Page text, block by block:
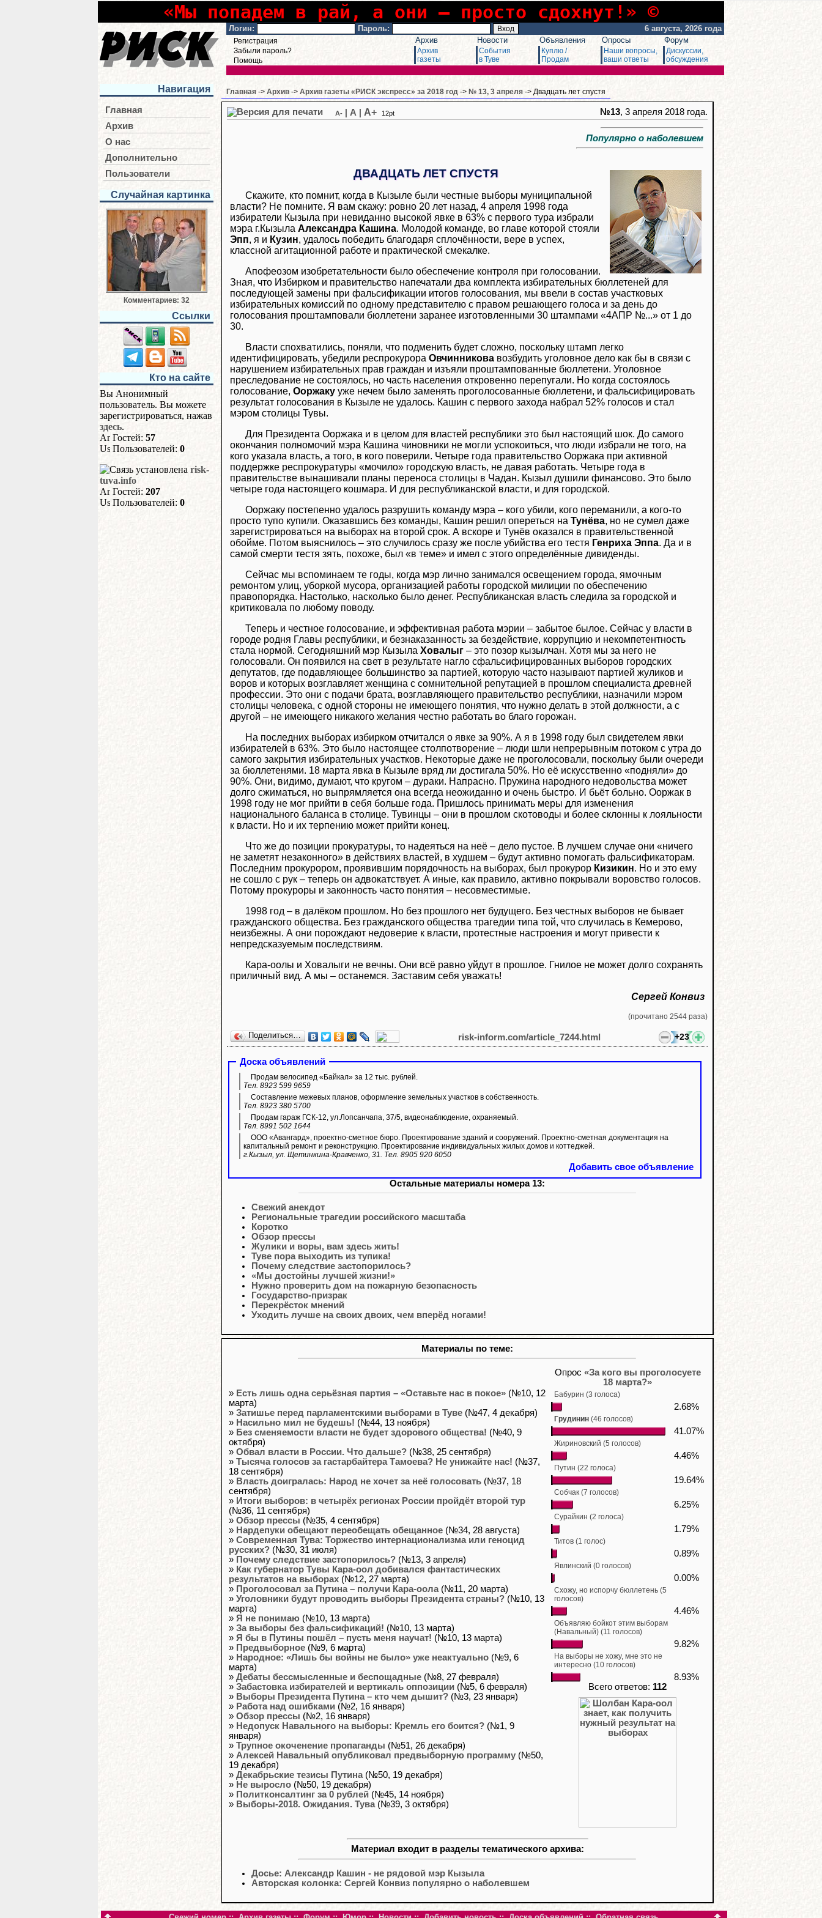
«Мы попадем в рай, а они – просто сдохнут!» ©
Логин: Пароль: 6 августа, 2026 года
Регистрация
Забыли пароль?
Помощь
Архив
Архив
газеты
Новости
События
в Туве
Объявления
Куплю /
Продам
Опросы
Наши вопросы,
ваши ответы
Форум
Дискуссии,
обсуждения
Навигация
Главная
Архив
О нас
Дополнительно
Пользователи
Случайная картинка
Комментариев: 32
Ссылки
Кто на сайте
Вы Анонимный
пользователь. Вы можете
зарегистрироваться, нажав
здесь.
Гостей: 57
Пользователей: 0
risk-
tuva.info
Гостей: 207
Пользователей: 0
Главная -> Архив -> Архив газеты «РИСК экспресс» за 2018 год -> № 13, 3 апреля -> Двадцать лет спустя
A- A A+ 12pt №13, 3 апреля 2018 года.
Популярно о наболевшем
ДВАДЦАТЬ ЛЕТ СПУСТЯ
Скажите, кто помнит, когда в Кызыле были честные выборы муниципальной
власти? Не помните. Я вам скажу: ровно 20 лет назад, 4 апреля 1998 года
избиратели Кызыла при невиданно высокой явке в 63% с первого тура избрали
мэра г.Кызыла Александра Кашина. Молодой команде, во главе которой стояли
Эпп, я и Кузин, удалось победить благодаря сплочённости, вере в успех,
классной агитационной работе и практической смекалке.
Апофеозом изобретательности было обеспечение контроля при голосовании.
Зная, что Избирком и правительство напечатали два комплекта избирательных бюллетеней для
последующей замены при фальсификации итогов голосования, мы ввели в состав участковых
избирательных комиссий по одному представителю с правом решающего голоса и за день до
голосования проштамповали бюллетени заранее изготовленными 30 штампами «4АПР №...» от 1 до
30.
Власти спохватились, поняли, что подменить будет сложно, поскольку штамп легко
идентифицировать, убедили респрокурора Овчинникова возбудить уголовное дело как бы в связи с
нарушением избирательных прав граждан и изъяли проштампованные бюллетени. Уголовное
преследование не состоялось, но часть населения откровенно перепугали. Но когда состоялось
голосование, Ооржаку уже нечем было заменять проголосованные бюллетени, и фальсифицировать
результат голосования в Кызыле не удалось. Кашин с первого захода набрал 52% голосов и стал
мэром столицы Тувы.
Для Президента Ооржака и в целом для властей республики это был настоящий шок. До самого
окончания полномочий мэра Кашина чиновники не могли успокоиться, что люди избрали не того, на
кого указала власть, а того, в кого поверили. Четыре года правительство Ооржака при активной
поддержке респрокуратуры «мочило» городскую власть, не давая работать. Четыре года в
правительстве вынашивали планы переноса столицы в Чадан. Кызыл душили финансово. Это было
четыре года настоящего кошмара. И для республиканской власти, и для городской.
Ооржаку постепенно удалось разрушить команду мэра – кого убили, кого переманили, а кого-то
просто тупо купили. Оказавшись без команды, Кашин решил опереться на Тунёва, но не сумел даже
зарегистрироваться на выборах на второй срок. А вскоре и Тунёв оказался в правительственной
обойме. Потом выяснилось – это случилось сразу же после убийства его тестя Генриха Эппа. Да и в
самой смерти тестя зять, похоже, был «в теме» и имел с этого определённые дивиденды.
Сейчас мы вспоминаем те годы, когда мэр лично занимался освещением города, ямочным
ремонтом улиц, уборкой мусора, организацией работы городской милиции по обеспечению
правопорядка. Настолько, насколько было денег. Республиканская власть следила за городской и
критиковала по любому поводу.
Теперь и честное голосование, и эффективная работа мэрии – забытое былое. Сейчас у власти в
городе родня Главы республики, и безнаказанность за бездействие, коррупцию и некомпетентность
стала нормой. Сегодняшний мэр Кызыла Ховалыг – это позор кызылчан. Хотя мы за него не
голосовали. Он появился на свет в результате нагло сфальсифицированных выборов городских
депутатов, где подавляющее большинство за партией, которую часто называют партией жуликов и
воров и которых возглавляет женщина с сомнительной репутацией в прошлом специалиста древней
профессии. Это они с подачи брата, возглавляющего правительство республики, назначили мэром
столицы человека, с одной стороны не имеющего понятия, что нужно делать в этой должности, а с
другой – не имеющего никакого желания честно работать во благо горожан.
На последних выборах избирком отчитался о явке за 90%. А я в 1998 году был свидетелем явки
избирателей в 63%. Это было настоящее столпотворение – люди шли непрерывным потоком с утра до
самого закрытия избирательных участков. Некоторые даже не проголосовали, поскольку были очереди
за бюллетенями. 18 марта явка в Кызыле вряд ли достигала 50%. Но её искусственно «подняли» до
90%. Они, видимо, думают, что кругом – дураки. Напрасно. Пружина народного недовольства может
долго сжиматься, но выпрямляется она всегда неожиданно и очень быстро. И бьёт больно. Ооржак в
1998 году не мог прийти в себя больше года. Пришлось принимать меры для изменения
национального баланса в столице. Тувинцы – они в прошлом скотоводы и более склонны к лояльности
к власти. Но и их терпению может прийти конец.
Что же до позиции прокуратуры, то надеяться на неё – дело пустое. В лучшем случае они «ничего
не заметят незаконного» в действиях властей, в худшем – будут активно помогать фальсификаторам.
Последним прокурором, проявившим порядочность на выборах, был прокурор Кизикин. Но и это ему
не сошло с рук – теперь он адвокатствует. А иные, как правило, активно покрывали воровство голосов.
Потому прокуроры и законность часто понятия – несовместимые.
1998 год – в далёком прошлом. Но без прошлого нет будущего. Без честных выборов не бывает
гражданского общества. Без гражданского общества трагедии типа той, что случилась в Кемерово,
неизбежны. А они порождают недоверие к власти, протестные настроения и могут привести к
непредсказуемым последствиям.
Кара-оолы и Ховалыги не вечны. Они всё равно уйдут в прошлое. Гнилое не может долго сохранять
приличный вид. А мы – останемся. Заставим себя уважать!
Сергей Конвиз
(прочитано 2544 раза)
Поделиться… +23
risk-inform.com/article_7244.html
Доска объявлений
Продам велосипед «Байкал» за 12 тыс. рублей.
Тел. 8923 599 9659
Составление межевых планов, оформление земельных участков в собственность.
Тел. 8923 380 5700
Продам гараж ГСК-12, ул.Лопсанчапа, 37/5, видеонаблюдение, охраняемый.
Тел. 8991 502 1644
ООО «Авангард», проектно-сметное бюро. Проектирование зданий и сооружений. Проектно-сметная документация на
капитальный ремонт и реконструкцию. Проектирование индивидуальных жилых домов и коттеджей.
г.Кызыл, ул. Щетинкина-Кравченко, 31. Тел. 8905 920 6050
Добавить свое объявление
Остальные материалы номера 13:
Свежий анекдот
Региональные трагедии российского масштаба
Коротко
Обзор прессы
Жулики и воры, вам здесь жить!
Туве пора выходить из тупика!
Почему следствие застопорилось?
«Мы достойны лучшей жизни!»
Нужно проверить дом на пожарную безопасность
Государство-призрак
Перекрёсток мнений
Уходить лучше на своих двоих, чем вперёд ногами!
Материалы по теме:
» Есть лишь одна серьёзная партия – «Оставьте нас в покое» (№10, 12
марта)
» Затишье перед парламентскими выборами в Туве (№47, 4 декабря)
» Насильно мил не будешь! (№44, 13 ноября)
» Без сменяемости власти не будет здорового общества! (№40, 9
октября)
» Обвал власти в России. Что дальше? (№38, 25 сентября)
» Тысяча голосов за гастарбайтера Тамоева? Не унижайте нас! (№37,
18 сентября)
» Власть доигралась: Народ не хочет за неё голосовать (№37, 18
сентября)
» Итоги выборов: в четырёх регионах России пройдёт второй тур
(№36, 11 сентября)
» Обзор прессы (№35, 4 сентября)
» Нардепуки обещают переобещать обещанное (№34, 28 августа)
» Современная Тува: Торжество интернационализма или геноцид
русских? (№30, 31 июля)
» Почему следствие застопорилось? (№13, 3 апреля)
» Как губернатор Тувы Кара-оол добивался фантастических
результатов на выборах (№12, 27 марта)
» Проголосовал за Путина – получи Кара-оола(№11, 20 марта)
» Уголовники будут проводить выборы Президента страны? (№10, 13
марта)
» Я не понимаю (№10, 13 марта)
» За выборы без фальсификаций! (№10, 13 марта)
» Я бы в Путины пошёл – пусть меня научат! (№10, 13 марта)
» Предвыборное (№9, 6 марта)
» Народное: «Лишь бы войны не было» уже неактуально (№9, 6
марта)
» Дебаты бессмысленные и беспощадные (№8, 27 февраля)
» Забастовка избирателей и вертикаль оппозиции (№5, 6 февраля)
» Выборы Президента Путина – кто чем дышит? (№3, 23 января)
» Работа над ошибками (№2, 16 января)
» Обзор прессы (№2, 16 января)
» Недопуск Навального на выборы: Кремль его боится? (№1, 9
января)
» Трупное окоченение пропаганды (№51, 26 декабря)
» Алексей Навальный опубликовал предвыборную программу (№50,
19 декабря)
» Декабрьские тезисы Путина(№50, 19 декабря)
» Не выросло (№50, 19 декабря)
» Политконсалтинг за 0 рублей (№45, 14 ноября)
» Выборы-2018. Ожидания. Тува(№39, 3 октября)
Опрос «За кого вы проголосуете
18 марта?»
Бабурин (3 голоса)
2.68%
Грудинин (46 голосов)
41.07%
Жириновский (5 голосов)
4.46%
Путин (22 голоса)
19.64%
Собчак (7 голосов)
6.25%
Сурайкин (2 голоса)
1.79%
Титов (1 голос)
0.89%
Явлинский (0 голосов)
0.00%
Схожу, но испорчу бюллетень (5
голосов)
4.46%
Объявляю бойкот этим выборам
(Навальный) (11 голосов)
9.82%
На выборы не хожу, мне это не
интересно (10 голосов)
8.93%
Всего ответов: 112
Материал входит в разделы тематического архива:
Досье: Александр Кашин - не рядовой мэр Кызыла
Авторская колонка: Сергей Конвиз популярно о наболевшем